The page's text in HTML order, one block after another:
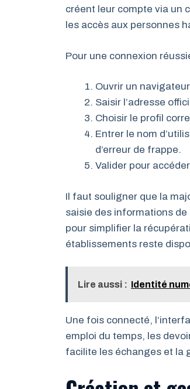
créent leur compte via un
les accès aux personnes
Pour une connexion
Ouvrir un
Saisir l’adresse
Choisir le profil
Entrer le nom
d’erreur de frappe.
Valider pour
Il faut souligner que la
saisie des informations de
pour simplifier la
établissements reste
Lire aussi : Identité
Une fois connecté,
emploi du temps, les
facilite les échanges et la